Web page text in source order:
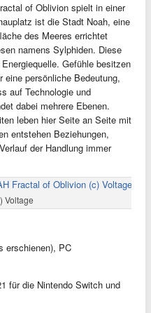
of Oblivion spielt in einer
ist die Stadt Noah, eine
des Meeres errichtet
namens Sylphiden. Diese
Gefühle besitzen
persönliche Bedeutung,
auf Technologie und
dabei mehrere Ebenen.
leben hier Seite an Seite mit
entstehen Beziehungen,
der Handlung immer
Voltage
erschienen), PC
für die Nintendo Switch und